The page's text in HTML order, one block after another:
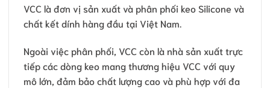
VCC là đơn vị sản xuất và phân phối keo Silicone và
chất kết dính hàng đầu tại Việt Nam.
Ngoài việc phân phối, VCC còn là nhà sản xuất trực
tiếp các dòng keo mang thương hiệu VCC với quy
mô lớn, đảm bảo chất lượng cao và phù hợp với đa